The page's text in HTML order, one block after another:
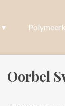
Oorbel